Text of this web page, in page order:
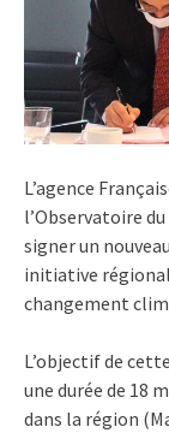
L’agence
l’Observatoire
signer un
initiative
changement
L’objectif de
une durée de 18
dans la région